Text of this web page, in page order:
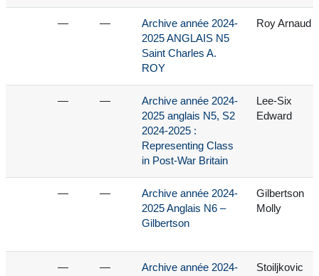
— —
Archive année 2024-
2025 ANGLAIS N5
Saint Charles A.
ROY
Roy Arnaud
— —
Archive année 2024-
2025 anglais N5, S2
2024-2025 :
Representing Class
in Post-War Britain
Lee-Six
Edward
— —
Archive année 2024-
2025 Anglais N6 –
Gilbertson
Gilbertson
Molly
— —
Archive année 2024-
Stoiljkovic